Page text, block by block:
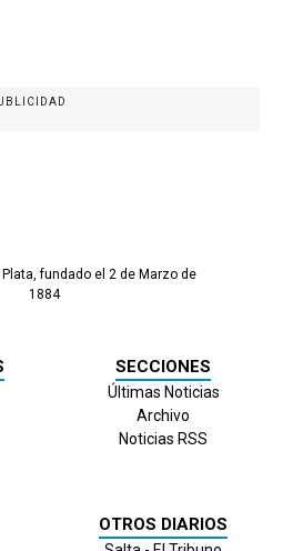
fundado el 2 de Marzo de
1884
SECCIONES
Últimas Noticias
Archivo
Noticias RSS
OTROS DIARIOS